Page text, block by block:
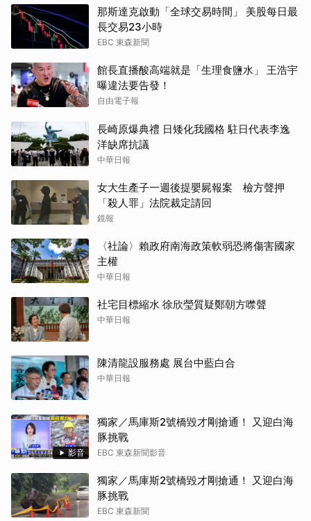
那斯達克啟動「全球交易時間」 美股每日最
長交易23小時
EBC 東森新聞
館長直播酸高端就是「生理食鹽水」 王浩宇
曝違法要告發！
自由電子報
長崎原爆典禮 日矮化我國格 駐日代表李逸
洋缺席抗議
中華日報
女大生產子一週後提嬰屍報案 檢方聲押
「殺人罪」法院裁定請回
鏡報
〈社論〉賴政府南海政策軟弱恐將傷害國家
主權
中華日報
社宅目標縮水 徐欣瑩質疑鄭朝方噤聲
中華日報
陳清龍設服務處 展台中藍白合
中華日報
影音
獨家／馬庫斯2號橋毀才剛搶通！ 又迎白海
豚挑戰
EBC 東森新聞影音
獨家／馬庫斯2號橋毀才剛搶通！ 又迎白海
豚挑戰
EBC 東森新聞